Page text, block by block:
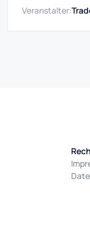
Veranstalter: